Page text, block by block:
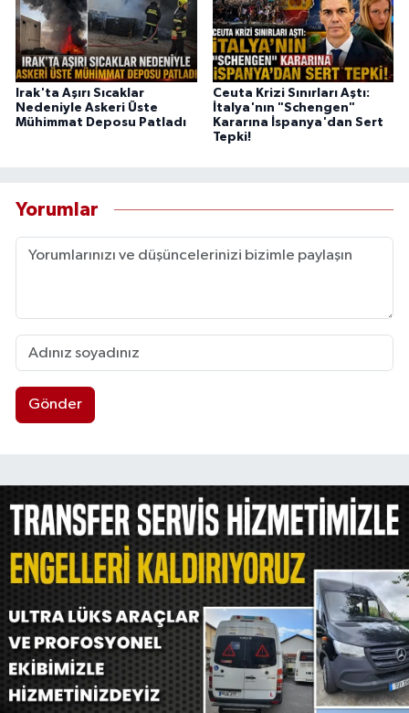
Irak'ta Aşırı Sıcaklar
Nedeniyle Askeri Üste
Mühimmat Deposu Patladı
Ceuta Krizi Sınırları Aştı:
İtalya'nın "Schengen"
Kararına İspanya'dan Sert
Tepki!
Yorumlar
Gönder